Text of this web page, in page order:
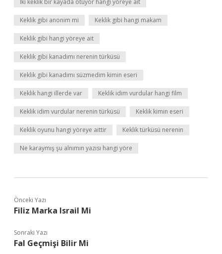
İki keklik bir kayada ötüyor hangi yöreye ait
Keklik gibi anonim mi Keklik gibi hangi makam
Keklik gibi hangi yöreye ait
Keklik gibi kanadımı nerenin türküsü
Keklik gibi kanadımı süzmedim kimin eseri
Keklik hangi illerde var Keklik idim vurdular hangi film
Keklik idim vurdular nerenin türküsü Keklik kimin eseri
Keklik oyunu hangi yöreye aittir Keklik türküsü nerenin
Ne karaymış şu alnımın yazısı hangi yöre
Önceki Yazı
Filiz Marka Israil Mi
Sonraki Yazı
Fal Geçmişi Bilir Mi